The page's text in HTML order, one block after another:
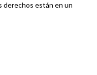
derechos están en un